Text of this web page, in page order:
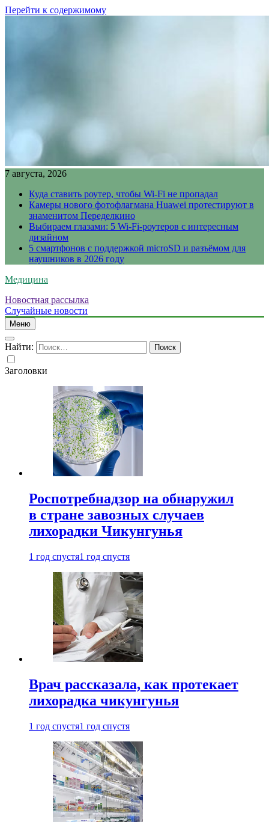
Перейти к содержимому
7 августа, 2026
Куда ставить роутер, чтобы Wi-Fi не пропадал
Камеры нового фотофлагмана Huawei протестируют в
знаменитом Переделкино
Выбираем глазами: 5 Wi-Fi-роутеров с интересным
дизайном
5 смартфонов с поддержкой microSD и разъёмом для
наушников в 2026 году
Медицина
Новостная рассылка
Случайные новости
Меню
Найти:
Заголовки
Роспотребнадзор на обнаружил
в стране завозных случаев
лихорадки Чикунгунья
1 год спустя1 год спустя
Врач рассказала, как протекает
лихорадка чикунгунья
1 год спустя1 год спустя